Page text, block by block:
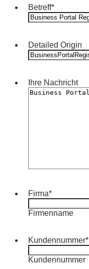
Betreff*
Detailed Origin
Ihre Nachricht
Firma*
Firmenname
Kundennummer*
Kundennummer